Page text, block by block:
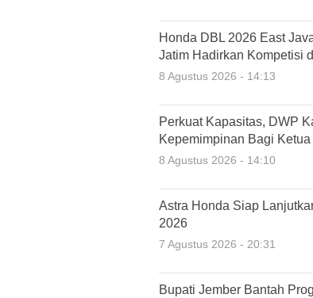
Honda DBL 2026 East
Jatim Hadirkan Kompetisi
8 Agustus 2026 - 14:13
Perkuat Kapasitas, DWP
Kepemimpinan Bagi
8 Agustus 2026 - 14:10
Astra Honda Siap
2026
7 Agustus 2026 - 20:31
Bupati Jember Bantah